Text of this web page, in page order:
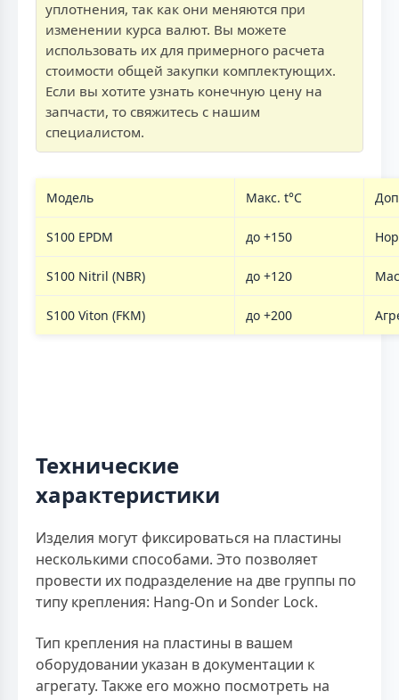
уплотнения, так как они меняются при
изменении курса валют. Вы можете
использовать их для примерного расчета
стоимости общей закупки комплектующих.
Если вы хотите узнать конечную цену на
запчасти, то свяжитесь с нашим
специалистом.
Модель Макс. t°C
S100 EPDM до +150
S100 Nitril (NBR) до +120
S100 Viton (FKM) до +200
Технические
характеристики
Изделия могут фиксироваться на пластины
несколькими способами. Это позволяет
провести их подразделение на две группы по
типу крепления: Hang-On и Sonder Lock.
Тип крепления на пластины в вашем
оборудовании указан в документации к
агрегату. Также его можно посмотреть на